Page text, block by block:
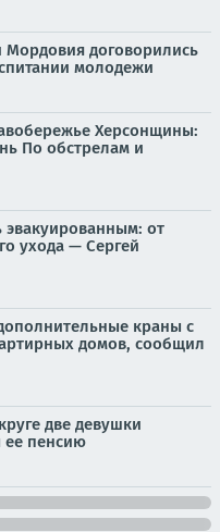
Мордовия договорились
молодежи
Херсонщины:
По обстрелам и
от
ухода — Сергей
краны с
домов, сообщил
две девушки
пенсию